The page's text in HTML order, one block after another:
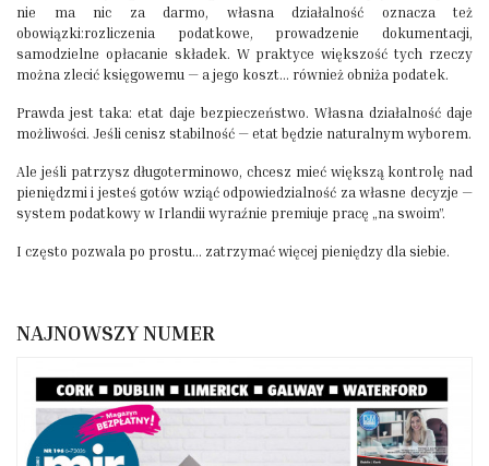
nie ma nic za darmo, własna działalność oznacza też
obowiązki:rozliczenia podatkowe, prowadzenie dokumentacji,
samodzielne opłacanie składek. W praktyce większość tych rzeczy
można zlecić księgowemu — a jego koszt… również obniża podatek.
Prawda jest taka: etat daje bezpieczeństwo. Własna działalność daje
możliwości. Jeśli cenisz stabilność — etat będzie naturalnym wyborem.
Ale jeśli patrzysz długoterminowo, chcesz mieć większą kontrolę nad
pieniędzmi i jesteś gotów wziąć odpowiedzialność za własne decyzje —
system podatkowy w Irlandii wyraźnie premiuje pracę „na swoim”.
I często pozwala po prostu… zatrzymać więcej pieniędzy dla siebie.
NAJNOWSZY NUMER